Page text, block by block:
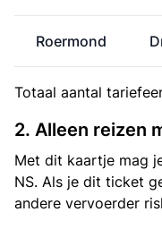
Roermond
Totaal aantal
2. Alleen reizen
Met dit kaartje mag
NS. Als je dit ticket
andere vervoerder